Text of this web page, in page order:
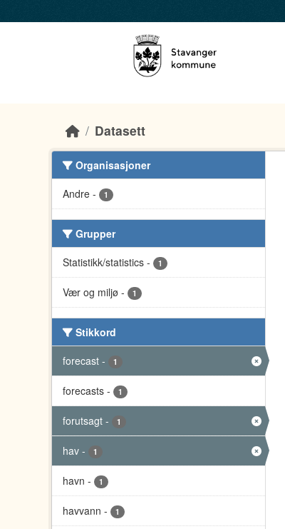
Datasett
Organisasjoner
Andre - 1
Grupper
Statistikk/statistics - 1
Vær og miljø - 1
Stikkord
forecast - 1
forecasts - 1
forutsagt - 1
hav - 1
havn - 1
havvann - 1